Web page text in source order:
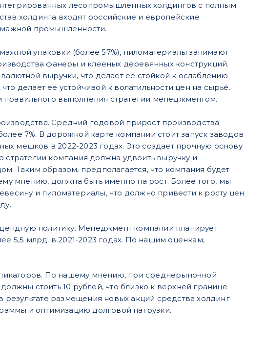
лесопромышленных холдингов с полным
холдинга входят российские и европейские
промышленности.
упаковки (более 57%), пиломатериалы занимают
фанеры и клееных деревянных конструкций.
выручки, что делает её стойкой к ослаблению
делает её устойчивой к волатильности цен на сырьё.
правильного выполнения стратегии менеджментом.
Средний годовой прирост производства
7%. В дорожной карте компании стоит запуск заводов
мешков в 2022-2023 годах. Это создает прочную основу
компания должна удвоить выручку и
Таким образом, предполагается, что компания будет
мнению, должна быть именно на рост. Более того, мы
и пиломатериалы, что должно привести к росту цен
политику. Менеджмент компании планирует
5,5 млрд. в 2021-2023 годах. По нашим оценкам,
По нашему мнению, при среднерыночной
стоить 10 рублей, что близко к верхней границе
размещения новых акций средства холдинг
и оптимизацию долговой нагрузки.